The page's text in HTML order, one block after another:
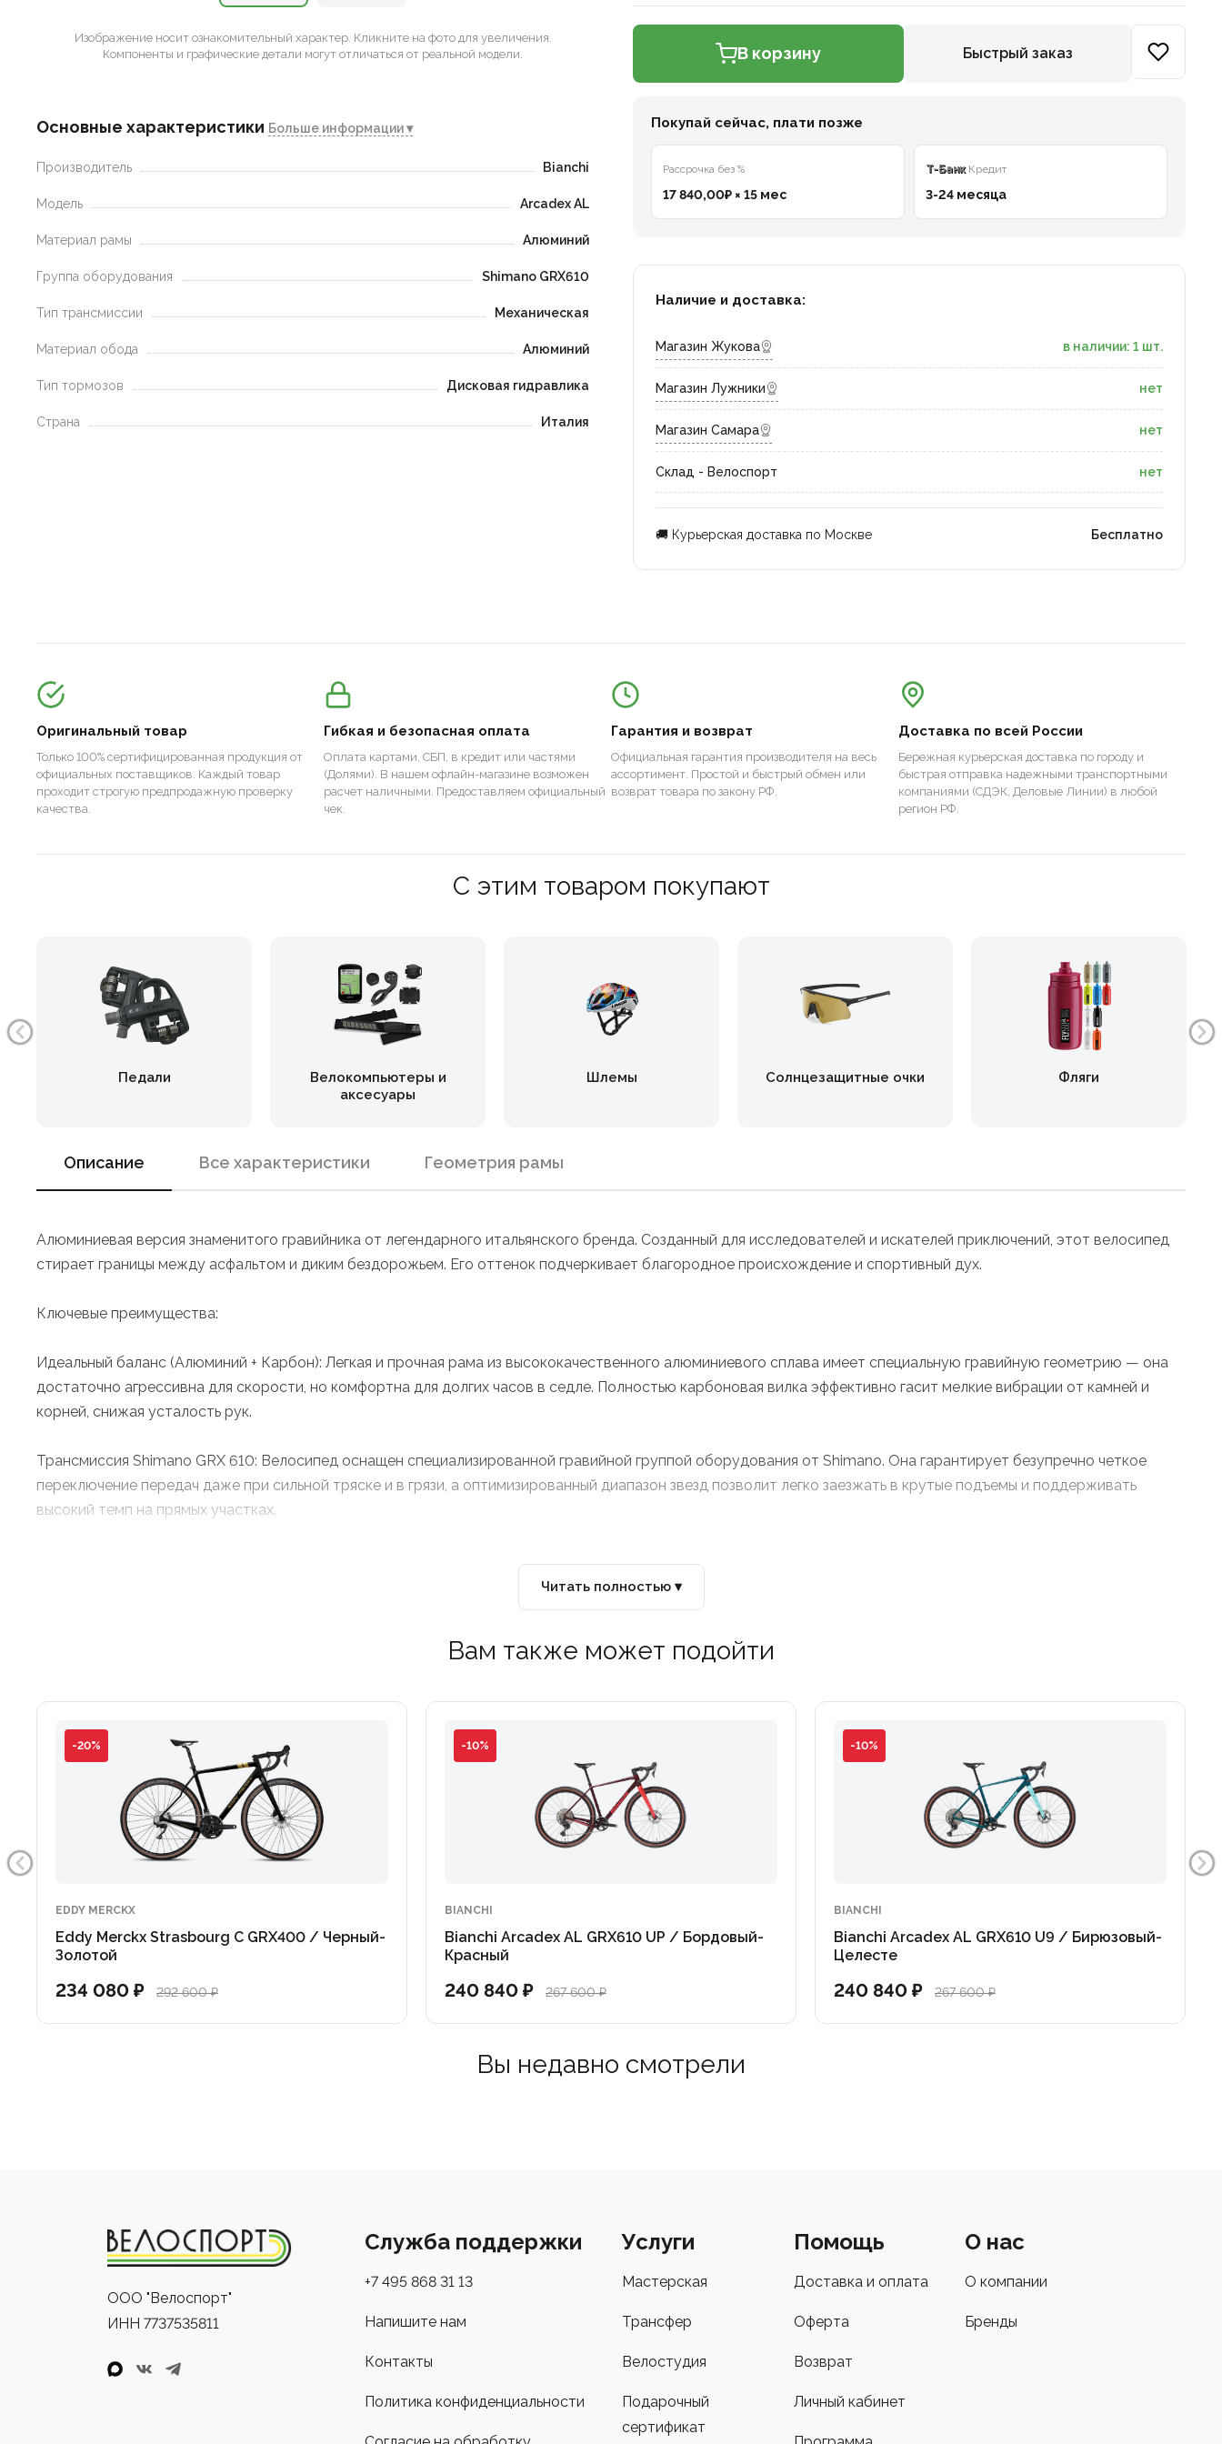
Изображение носит ознакомительный характер. Кликните на фото для увеличения.
Компоненты и графические детали могут отличаться от реальной модели.
Основные характеристики Больше информации ▾
Производитель Bianchi
Модель Arcadex AL
Материал рамы Алюминий
Группа оборудования Shimano GRX610
Тип трансмиссии Механическая
Материал обода Алюминий
Тип тормозов Дисковая гидравлика
Страна Италия
В корзину Быстрый заказ
Покупай сейчас, плати позже
Рассрочка без %
17 840,00₽ × 15 мес
T-БанкКредит
3-24 месяца
Наличие и доставка:
Магазин Жукова в наличии: 1 шт.
Магазин Лужники нет
Магазин Самара нет
Склад - Велоспорт нет
🚚 Курьерская доставка по Москве Бесплатно
Оригинальный товар
Только 100% сертифицированная продукция от
официальных поставщиков. Каждый товар
проходит строгую предпродажную проверку
качества.
Гибкая и безопасная оплата
Оплата картами, СБП, в кредит или частями
(Долями). В нашем офлайн-магазине возможен
расчет наличными. Предоставляем официальный
чек.
Гарантия и возврат
Официальная гарантия производителя на весь
ассортимент. Простой и быстрый обмен или
возврат товара по закону РФ.
Доставка по всей России
Бережная курьерская доставка по городу и
быстрая отправка надежными транспортными
компаниями (СДЭК, Деловые Линии) в любой
регион РФ.
С этим товаром покупают
Педали
Велокомпьютеры и
аксесуары
Шлемы Солнцезащитные очки Фляги
Описание Все характеристики Геометрия рамы
Алюминиевая версия знаменитого гравийника от легендарного итальянского бренда. Созданный для исследователей и искателей приключений, этот велосипед
стирает границы между асфальтом и диким бездорожьем. Его оттенок подчеркивает благородное происхождение и спортивный дух.
Ключевые преимущества:
Идеальный баланс (Алюминий + Карбон): Легкая и прочная рама из высококачественного алюминиевого сплава имеет специальную гравийную геометрию — она
достаточно агрессивна для скорости, но комфортна для долгих часов в седле. Полностью карбоновая вилка эффективно гасит мелкие вибрации от камней и
корней, снижая усталость рук.
Трансмиссия Shimano GRX 610: Велосипед оснащен специализированной гравийной группой оборудования от Shimano. Она гарантирует безупречно четкое
переключение передач даже при сильной тряске и в грязи, а оптимизированный диапазон звезд позволит легко заезжать в крутые подъемы и поддерживать
высокий темп на прямых участках.
Рама и вилка оснащены бонками для установки дополнительных флягодержателей, сумок, багажников и полноразмерных крыльев.
Грязевые зазоры: Конструкция рамы позволяет установить широкие гравийные покрышки до 50 мм, которые обеспечат превосходное сцепление на рыхлом
грунте и добавят амортизации на неровностях.
Чистая эстетика: Внутренняя проводка тросов защищает их от грязи и придает кокпиту аккуратный, современный вид, характерный для премиальных
велосипедов Bianchi.
Bianchi Arcadex AL — это ваш надежный напарник для тренировок, гравийных гонок и автономных путешествий!
Оформите заказ онлайн с удобной доставкой в интернет-магазине "Велоспорт" или загляните в один из наших розничных магазинов. Наши эксперты всегда
готовы показать велосипед вживую, провести профессиональную консультацию, помочь с примеркой и выбором идеального размера!
Читать полностью ▾
Вам также может подойти
-20%
EDDY MERCKX
Eddy Merckx Strasbourg C GRX400 / Черный-
Золотой
234 080 ₽ 292 600 ₽
-10%
BIANCHI
Bianchi Arcadex AL GRX610 UP / Бордовый-
Красный
240 840 ₽ 267 600 ₽
-10%
BIANCHI
Bianchi Arcadex AL GRX610 U9 / Бирюзовый-
Целесте
240 840 ₽ 267 600 ₽
Вы недавно смотрели
ООО "Велоспорт"
ИНН 7737535811
Служба поддержки
+7 495 868 31 13
Напишите нам
Контакты
Политика конфиденциальности
Услуги
Мастерская
Трансфер
Велостудия
Подарочный
сертификат
Помощь
Доставка и оплата
Оферта
Возврат
Личный кабинет
О нас
О компании
Бренды